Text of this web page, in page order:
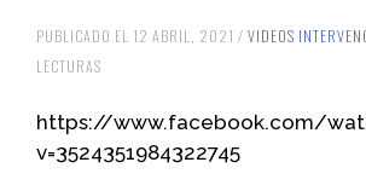
PUBLICADO EL 12 ABRIL, 2021 / VIDEOS
LECTURAS
https://www.facebook.com/
v=3524351984322745